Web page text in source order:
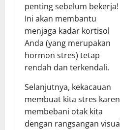
penting sebelum bekerja!
Ini akan membantu
menjaga kadar kortisol
Anda (yang merupakan
hormon stres) tetap
rendah dan terkendali.
Selanjutnya, kekacauan
membuat kita stres
membebani otak kita
dengan rangsangan